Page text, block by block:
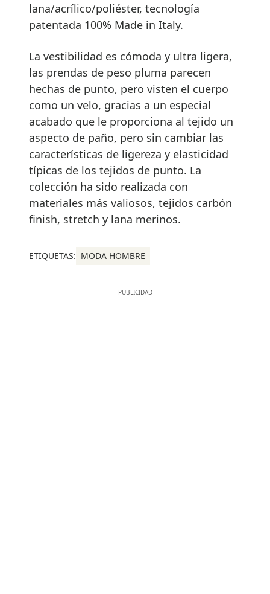
lana/acrílico/poliéster, tecnología
patentada 100% Made in Italy.
La vestibilidad es cómoda y ultra ligera,
las prendas de peso pluma parecen
hechas de punto, pero visten el cuerpo
como un velo, gracias a un especial
acabado que le proporciona al tejido un
aspecto de paño, pero sin cambiar las
características de ligereza y elasticidad
típicas de los tejidos de punto. La
colección ha sido realizada con
materiales más valiosos, tejidos carbón
finish, stretch y lana merinos.
ETIQUETAS: MODA HOMBRE